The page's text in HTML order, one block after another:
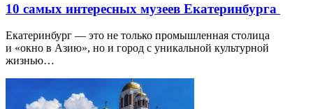
10 самых интересных музеев Екатеринбурга
Екатеринбург — это не только промышленная столица
и «окно в Азию», но и город с уникальной культурной
жизнью…